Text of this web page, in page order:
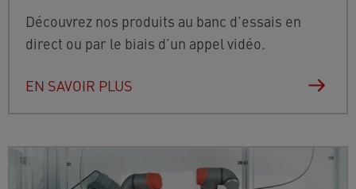
Découvrez nos produits au banc d’essais en
direct ou par le biais d’un appel vidéo.
EN SAVOIR PLUS